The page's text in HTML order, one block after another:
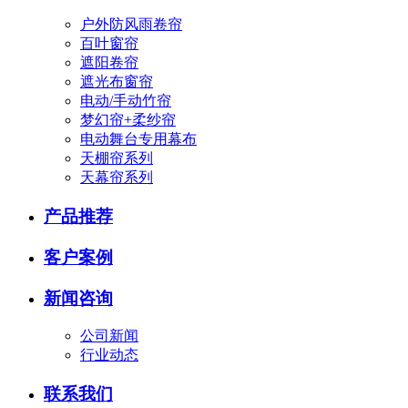
户外防风雨卷帘
百叶窗帘
遮阳卷帘
遮光布窗帘
电动/手动竹帘
梦幻帘+柔纱帘
电动舞台专用幕布
天棚帘系列
天幕帘系列
产品推荐
客户案例
新闻咨询
公司新闻
行业动态
联系我们